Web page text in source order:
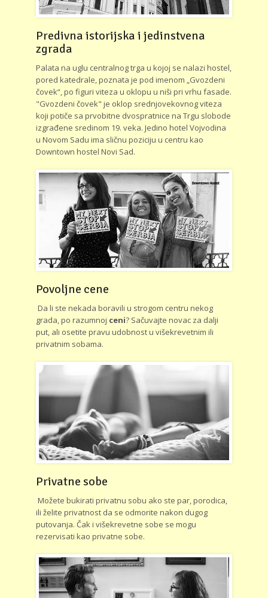
Predivna istorijska i jedinstvena
zgrada
Palata na uglu centralnog trga u kojoj se nalazi hostel,
pored katedrale, poznata je pod imenom „Gvozdeni
čovek“, po figuri viteza u oklopu u niši pri vrhu fasade.
"Gvozdeni čovek" je oklop srednjovekovnog viteza
koji potiče sa prvobitne dvospratnice na Trgu slobode
izgrađene sredinom 19. veka. Jedino hotel Vojvodina
u Novom Sadu ima sličnu poziciju u centru kao
Downtown hostel Novi Sad.
Povoljne cene
Da li ste nekada boravili u strogom centru nekog
grada, po razumnoj ceni? Sačuvajte novac za dalji
put, ali osetite pravu udobnost u višekrevetnim ili
privatnim sobama.
Privatne sobe
Možete bukirati privatnu sobu ako ste par, porodica,
ili želite privatnost da se odmorite nakon dugog
putovanja. Čak i višekrevetne sobe se mogu
rezervisati kao privatne sobe.